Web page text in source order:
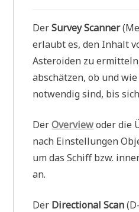
DerSurvey Scanner
erlaubt es, den Inhalt
Asteroiden zu
abschätzen, ob und
notwendig sind, bis
DerOverviewoder die
nach Einstellungen
um das Schiff bzw.
an.
Der Directional Scan